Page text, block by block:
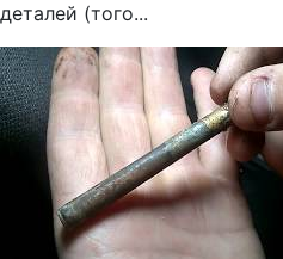
деталей (того...